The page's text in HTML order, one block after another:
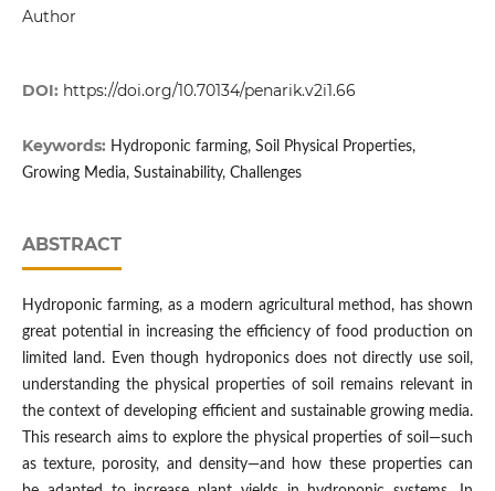
Author
DOI: https://doi.org/10.70134/penarik.v2i1.66
Keywords: Hydroponic farming, Soil Physical Properties,
Growing Media, Sustainability, Challenges
ABSTRACT
Hydroponic farming, as a modern agricultural method, has shown
great potential in increasing the efficiency of food production on
limited land. Even though hydroponics does not directly use soil,
understanding the physical properties of soil remains relevant in
the context of developing efficient and sustainable growing media.
This research aims to explore the physical properties of soil—such
as texture, porosity, and density—and how these properties can